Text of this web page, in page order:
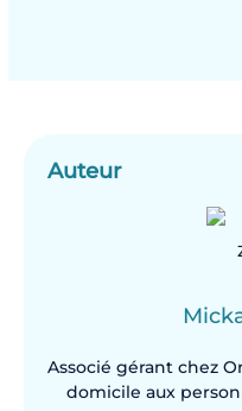
Auteur
Associé gérant chez
domicile aux